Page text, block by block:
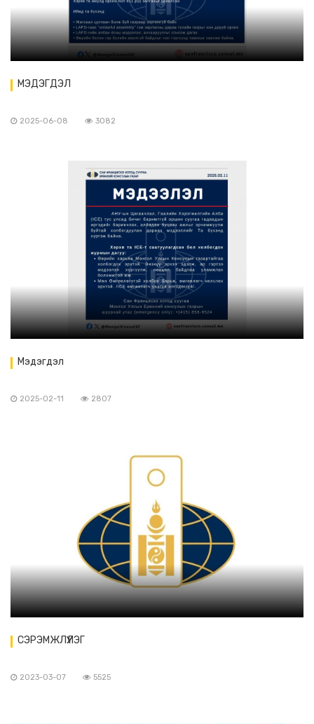
МЭДЭГДЭЛ
2025-06-08 3082
Мэдэгдэл
2025-02-11 2807
СЭРЭМЖЛҮҮЛЭГ
2023-03-07 5525